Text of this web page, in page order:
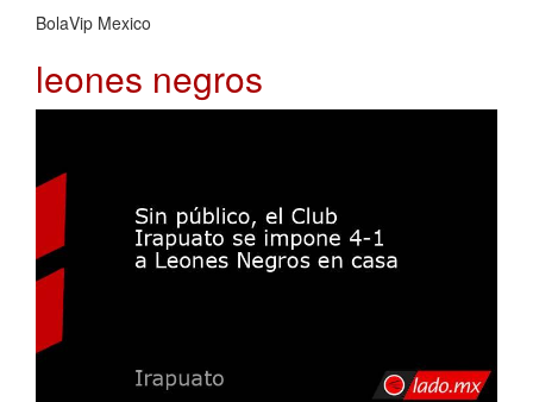
BolaVip Mexico
leones negros